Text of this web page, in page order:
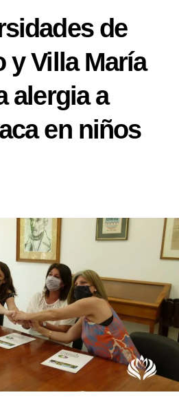
de
y Villa María
alergia a
en niños